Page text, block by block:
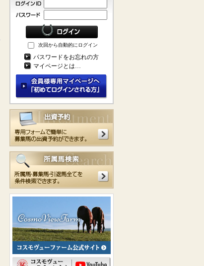
次回から自動的にログイン
パスワードをお忘れの方
マイページとは…